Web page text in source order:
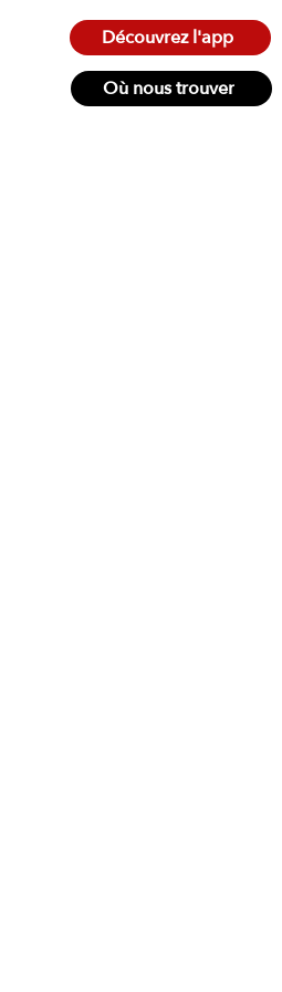
Découvrez l'app
Où nous trouver